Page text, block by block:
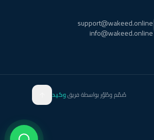
support@wakeed.online
info@wakeed.online
صُمّم وطُوّر بواسطة فريقوكيد